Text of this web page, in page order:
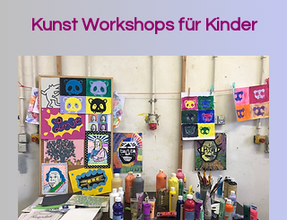
Kunst Workshops für Kinder